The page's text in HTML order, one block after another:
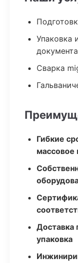
Упаковка
Сварка
Гибкие
массовое
Доставка
упаковка